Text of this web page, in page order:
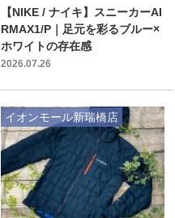
【NIKE / ナイキ】スニーカーAI
RMAX1/P｜足元を彩るブルー×
ホワイトの存在感
2026.07.26
イオンモール新瑞橋店